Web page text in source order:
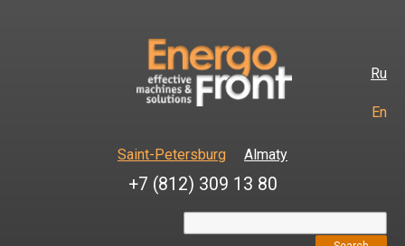
Ru
En
Saint-Petersburg Almaty
+7 (812) 309 13 80